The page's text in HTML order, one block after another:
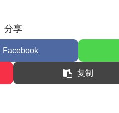
分享
Facebook
复制